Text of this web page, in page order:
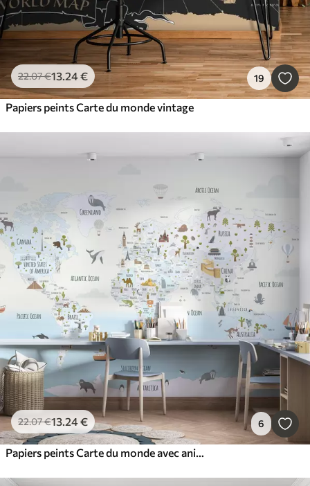
22.07€13.24€ 19
Papiers peints Carte du monde vintage
22.07€13.24€ 6
Papiers peints Carte du monde avec animaux et points de repère